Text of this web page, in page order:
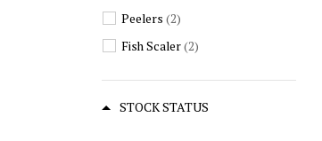
Peelers (2)
Fish Scaler(2)
STOCK STATUS